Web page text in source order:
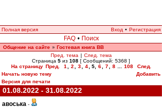
Полная версия Вход • Регистрация
FAQ • Поиск
Общение на сайте » Гостевая книга ВВ
Пред. тема | След. тема
Страница 5 из 108 [ Сообщений: 5368 ]
На страницу Пред. 1 2 3 4 5, 6 7 8 108
След.
Начать новую тему
Добавить
Версия для печати
01.08.2022 - 31.08.2022
авоська -